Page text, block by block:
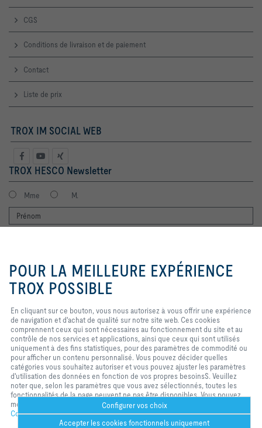
CGS
Conditions de livraison et de paiement
Contact
Liste de prix
TROX IM SOCIAL WEB
TROX HESCO Newsletter
Mme M.
J'accepte que mes données soient traitées conformément à la
politique de protection des données TROX.
Login
Home Contacts Imprint
Conditions de livraison et de paiement
Confidentialité
Réserve 2026 © TROX HESCO Schweiz AG
nous autorisez à vous offrir une
expérience de navigation et
d'achat de qualité sur notre site
web. Ces cookies comprennent
fonctionnement du site et au
contrôle de nos services et
applications, ainsi que ceux qui
sont utilisés uniquement à des fins
statistiques, pour des paramètres
de commodité ou pour afficher un
contenu personnalisé. Vous
pouvez décider quelles catégories
vous souhaitez autoriser et vous
pouvez ajuster les paramètres
d'utilisation des données en
fonction de vos propres besoinsS.
Veuillez noter que, selon les
POUR LA MEILLEURE EXPÉRIENCE
TROX POSSIBLE
En cliquant sur ce bouton, vous nous autorisez à vous offrir une expérience
de navigation et d'achat de qualité sur notre site web. Ces cookies
comprennent ceux qui sont nécessaires au fonctionnement du site et au
contrôle de nos services et applications, ainsi que ceux qui sont utilisés
uniquement à des fins statistiques, pour des paramètres de commodité ou
pour afficher un contenu personnalisé. Vous pouvez décider quelles
catégories vous souhaitez autoriser et vous pouvez ajuster les paramètres
d'utilisation des données en fonction de vos propres besoinsS. Veuillez
noter que, selon les paramètres que vous avez sélectionnés, toutes les
fonctionnalités de la page peuvent ne pas être disponibles. Vous pouvez
modifier votre sélection à tout moment.
Confidentialité
Configurer vos choix
Accepter les cookies fonctionnels uniquement